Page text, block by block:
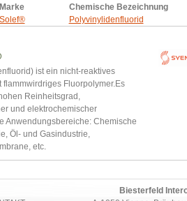
Marke
Chemische Bezeichnung
Solef® Polyvinylidenfluorid
ist ein nicht-reaktives
Fluorpolymer.Es
Reinheitsgrad,
und elektrochemischer
Anwendungsbereiche: Chemische
Öl- und Gasindustrie,
etc.
Biesterfeld